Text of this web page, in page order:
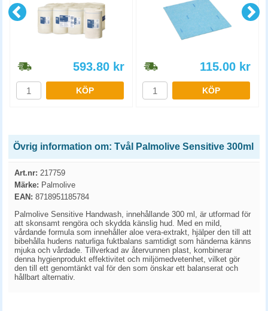
593.80 kr
KÖP
115.00 kr
KÖP
Övrig information om: Tvål Palmolive Sensitive 300ml
Art.nr: 217759
Märke: Palmolive
EAN: 8718951185784
Palmolive Sensitive Handwash, innehållande 300 ml, är utformad för
att skonsamt rengöra och skydda känslig hud. Med en mild,
vårdande formula som innehåller aloe vera-extrakt, hjälper den till att
bibehålla hudens naturliga fuktbalans samtidigt som händerna känns
mjuka och vårdade. Tillverkad av återvunnen plast, kombinerar
denna hygienprodukt effektivitet och miljömedvetenhet, vilket gör
den till ett genomtänkt val för den som önskar ett balanserat och
hållbart alternativ.